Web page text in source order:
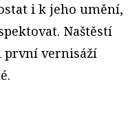
i k jeho umění,
Naštěstí
první vernisáží